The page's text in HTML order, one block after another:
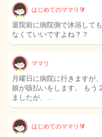
はじめてのママリ🔰
退院前に病院側で沐浴して
なくていいですよね？？
ママリ
月曜日に病院に行きますが
娘が咳払いをします。 もう
ましたが、…
はじめてのママリ🔰